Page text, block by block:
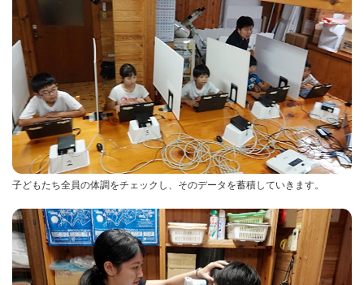
子どもたち全員の体調をチェックし、そのデータを蓄積していきます。